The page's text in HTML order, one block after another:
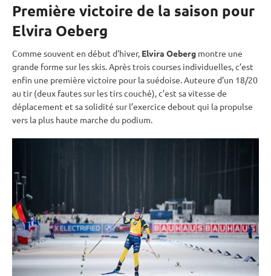
Première victoire de la saison pour
Elvira Oeberg
Comme souvent en début d’hiver, Elvira Oeberg montre une
grande forme sur les skis. Après trois courses individuelles, c’est
enfin une première victoire pour la suédoise. Auteure d’un 18/20
au tir (deux fautes sur les tirscouché), c’est sa vitesse de
déplacement et sa solidité sur l’exercice debout qui la propulse
vers la plus haute marche du podium.